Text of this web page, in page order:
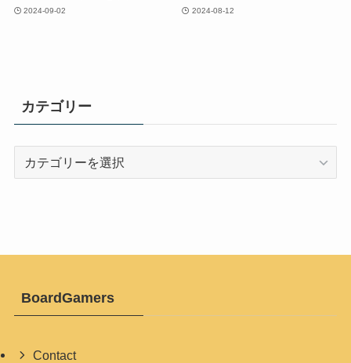
2024-09-02 2024-08-12
カテゴリー
BoardGamers
Contact